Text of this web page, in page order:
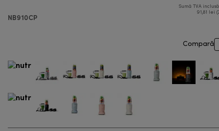
NB910CP
Sumă TVA
91,81 lei
Compară